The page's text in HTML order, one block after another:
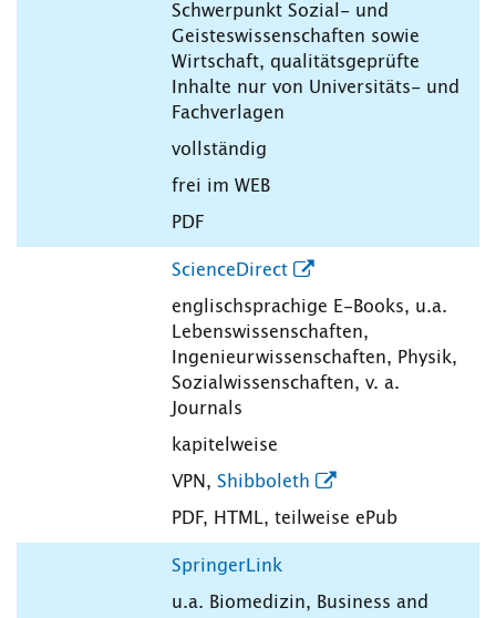
Schwerpunkt Sozial- und
Geisteswissenschaften sowie
Wirtschaft, qualitätsgeprüfte
Inhalte nur von Universitäts- und
Fachverlagen
vollständig
frei im WEB
PDF
ScienceDirect
englischsprachige E-Books, u.a.
Lebenswissenschaften,
Ingenieurwissenschaften, Physik,
Sozialwissenschaften, v. a.
Journals
kapitelweise
VPN, Shibboleth
PDF, HTML, teilweise ePub
SpringerLink
u.a. Biomedizin, Business and